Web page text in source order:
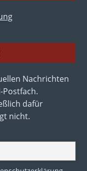
Nachrichten
Postfach.
dafür
nicht.